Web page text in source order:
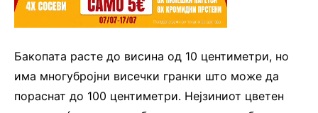
Бакопата расте до висина од 10 центиметри, но
има многубројни висечки гранки што може да
пораснат до 100 центиметри. Нејзиниот цветен